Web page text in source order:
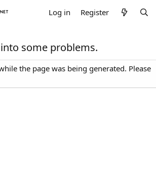
Log in Register
some problems.
the page was being generated. Please